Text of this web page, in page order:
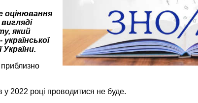
оцінювання
який
у 2022 році проводитися не буде.